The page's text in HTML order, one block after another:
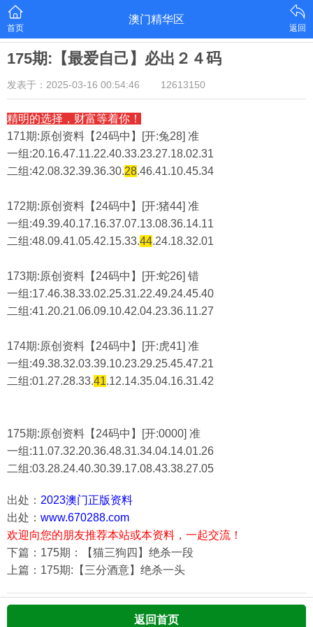
首页
澳门精华区
返回
175期:【最爱自己】必出２４码
发表于：2025-03-16 00:54:46 12613150
精明的选择，财富等着你！
171期:原创资料【24码中】[开:兔28] 准
一组:20.16.47.11.22.40.33.23.27.18.02.31
二组:42.08.32.39.36.30.28.46.41.10.45.34
172期:原创资料【24码中】[开:猪44] 准
一组:49.39.40.17.16.37.07.13.08.36.14.11
二组:48.09.41.05.42.15.33.44.24.18.32.01
173期:原创资料【24码中】[开:蛇26] 错
一组:17.46.38.33.02.25.31.22.49.24.45.40
二组:41.20.21.06.09.10.42.04.23.36.11.27
174期:原创资料【24码中】[开:虎41] 准
一组:49.38.32.03.39.10.23.29.25.45.47.21
二组:01.27.28.33.41.12.14.35.04.16.31.42
175期:原创资料【24码中】[开:0000] 准
一组:11.07.32.20.36.48.31.34.04.14.01.26
二组:03.28.24.40.30.39.17.08.43.38.27.05
出处： 2023澳门正版资料
出处： www.670288.com
欢迎向您的朋友推荐本站或本资料，一起交流！
下篇：175期：【猫三狗四】绝杀一段
上篇：175期:【三分酒意】绝杀一头
返回首页